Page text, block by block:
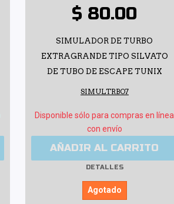
$ 80.00
SIMULADOR DE TURBO
EXTRAGRANDE TIPO SILVATO
DE TUBO DE ESCAPE TUNIX
SIMULTRBO7
Disponible sólo para compras en línea
con envío
AÑADIR AL CARRITO
DETALLES
Agotado